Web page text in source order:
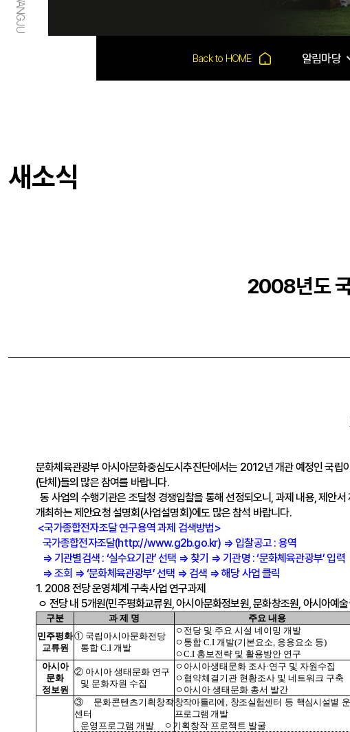
알림마당
새소식
2008년도
문화체육관광부 아시아문화중심도시추진단에서는 2012년 개관 예정인 국립
(단체)들의 많은 참여를 바랍니다.
동 사업의 수행기관은 조달청 경쟁입찰을 통해 선정되오니, 과제 내용, 제안
개최하는 제안요청 설명회(사업설명회)에도 많은 참석 바랍니다.
<국가종합전자조달 연구용역 과제 검색방법>
국가종합전자조달(http://www.g2b.go.kr) ⇒ 입찰공고 : 용역
⇒ 기관별검색 : ‘실수요기관’ 선택 ⇒ 찾기 ⇒ 기관명 : ‘문화체육관광부’ 입력
⇒ 조회 ⇒ ‘문화체육관광부’ 선택 ⇒ 검색 ⇒ 해당 사업 클릭
1. 2008 전당 운영체계 구축사업 연구과제
ㅇ 전당 내 5개원(민주평화교류원, 아시아문화정보원, 문화창조원, 아시아예
구분 과 제 명
주요 내용
민주평화
교류원
① 국립아시아문화전당
통합 C.I 개발
ㅇ전당 및 주요 시설 네이밍 개발
ㅇ통합 C.I 개발(기본요소, 응용요소 등)
ㅇC.I 홍보전략 및 활용방안 연구
아시아
문화
정보원
② 아시아 생태문화 연구
및 문화자원 수집
ㅇ아시아생태문화 조사·연구 및 자원수집
ㅇ협약체결기관 현황조사 및 네트워크 구축
ㅇ아시아 생태문화 총서 발간
③ 문화콘텐츠기획창작
센터
운영프로그램 개발
ㅇ창작아틀리에, 창조실험센터 등 핵심시설별
프로그램 개발
ㅇ기획창작 프로젝트 발굴